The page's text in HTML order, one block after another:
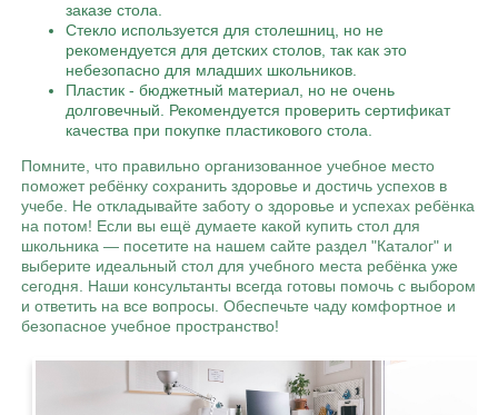
заказе стола.
Стекло используется для столешниц, но не
рекомендуется для детских столов, так как это
небезопасно для младших школьников.
Пластик - бюджетный материал, но не очень
долговечный. Рекомендуется проверить сертификат
качества при покупке пластикового стола.
Помните, что правильно организованное учебное место
поможет ребёнку сохранить здоровье и достичь успехов в
учебе. Не откладывайте заботу о здоровье и успехах ребёнка
на потом! Если вы ещё думаете какой купить стол для
школьника — посетите на нашем сайте раздел "Каталог" и
выберите идеальный стол для учебного места ребёнка уже
сегодня. Наши консультанты всегда готовы помочь с выбором
и ответить на все вопросы. Обеспечьте чаду комфортное и
безопасное учебное пространство!